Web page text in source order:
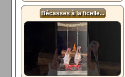
Bécasses à la ficelle...